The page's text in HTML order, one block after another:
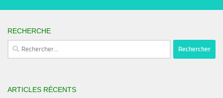
RECHERCHE
Rechercher :
ARTICLES RÉCENTS